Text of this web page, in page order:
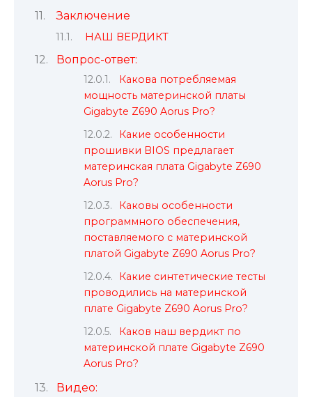
Заключение
НАШ ВЕРДИКТ
Вопрос-ответ:
Какова потребляемая
мощность материнской платы
Gigabyte Z690 Aorus Pro?
Какие особенности
прошивки BIOS предлагает
материнская плата Gigabyte Z690
Aorus Pro?
Каковы особенности
программного обеспечения,
поставляемого с материнской
платой Gigabyte Z690 Aorus Pro?
Какие синтетические тесты
проводились на материнской
плате Gigabyte Z690 Aorus Pro?
Каков наш вердикт по
материнской плате Gigabyte Z690
Aorus Pro?
Видео: